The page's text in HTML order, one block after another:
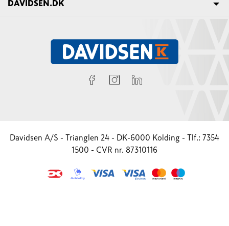
DAVIDSEN.DK
Davidsen A/S - Trianglen 24 - DK-6000 Kolding - Tlf.: 7354
1500 - CVR nr. 87310116